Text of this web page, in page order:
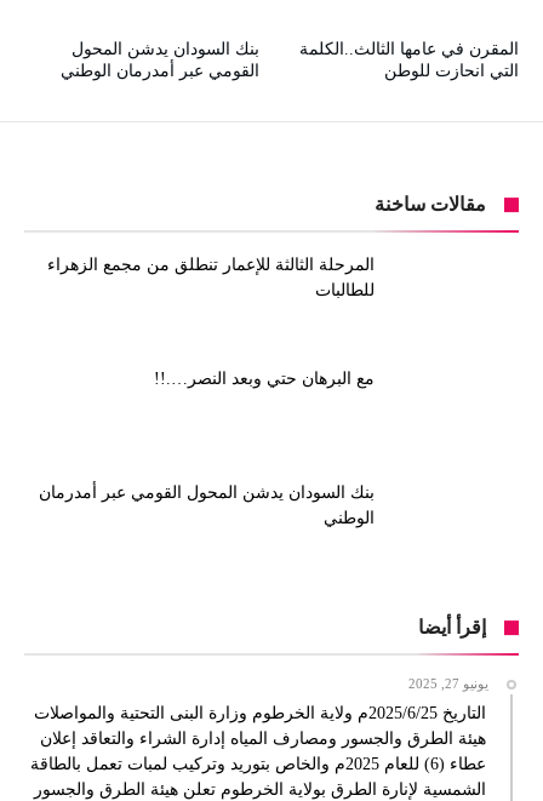
بنك السودان يدشن المحول
القومي عبر أمدرمان الوطني
المقرن في عامها الثالث..الكلمة
التي انحازت للوطن
مقالات ساخنة
المرحلة الثالثة للإعمار تنطلق من مجمع الزهراء
للطالبات
مع البرهان حتي وبعد النصر….!!
بنك السودان يدشن المحول القومي عبر أمدرمان
الوطني
إقرأ أيضا
يونيو 27, 2025
التاريخ 2025/6/25م ولاية الخرطوم وزارة البنى التحتية والمواصلات
هيئة الطرق والجسور ومصارف المياه إدارة الشراء والتعاقد إعلان
عطاء (6) للعام 2025م والخاص بتوريد وتركيب لمبات تعمل بالطاقة
الشمسية لإنارة الطرق بولاية الخرطوم تعلن هيئة الطرق والجسور